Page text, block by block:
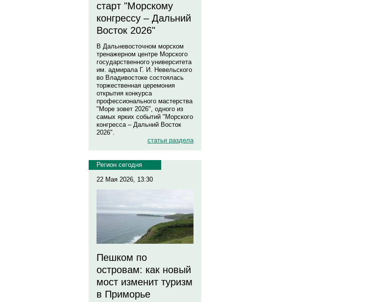
старт "Морскому
конгрессу – Дальний
Восток 2026"
В Дальневосточном морском
тренажерном центре Морского
государственного университета
им. адмирала Г. И. Невельского
во Владивостоке состоялась
торжественная церемония
открытия конкурса
профессионального мастерства
"Море зовет 2026", одного из
самых ярких событий "Морского
конгресса – Дальний Восток
2026".
статьи раздела
Регион сегодня
22 Мая 2026, 13:30
Пешком по
островам: как новый
мост изменит туризм
в Приморье